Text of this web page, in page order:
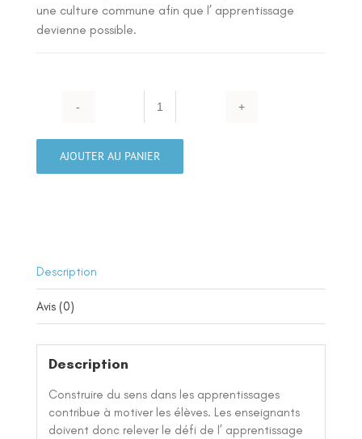
une culture commune afin que l’ apprentissage
devienne possible.
quantité
Donner
AJOUTER AU PANIER
Description
Avis (0)
Description
Construire du sens dans les apprentissages
contribue à motiver les élèves. Les enseignants
doivent donc relever le défi de l’ apprentissage